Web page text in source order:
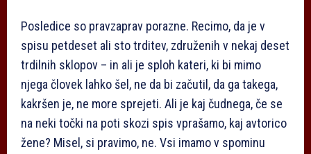
Posledice so pravzaprav porazne. Recimo, da je v
spisu petdeset ali sto trditev, združenih v nekaj deset
trdilnih sklopov – in ali je sploh kateri, ki bi mimo
njega človek lahko šel, ne da bi začutil, da ga takega,
kakršen je, ne more sprejeti. Ali je kaj čudnega, če se
na neki točki na poti skozi spis vprašamo, kaj avtorico
žene? Misel, si pravimo, ne. Vsi imamo v spominu